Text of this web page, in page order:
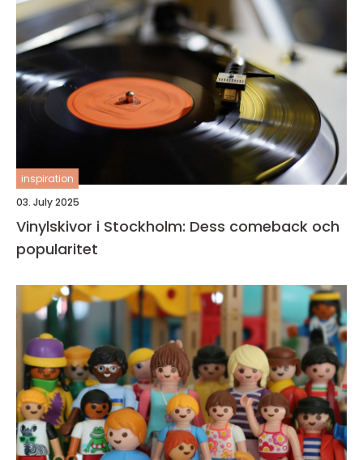
inspiration
03. July 2025
Vinylskivor i Stockholm: Dess comeback och
popularitet